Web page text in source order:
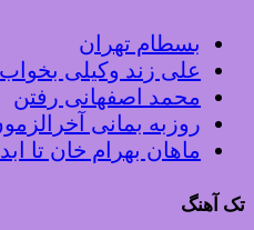
بسطام تهران
علی زند وکیلی
محمد اصفهانی رفتن
روزبه بمانی
ماهان بهرام خان تا ابد
تک آهنگ